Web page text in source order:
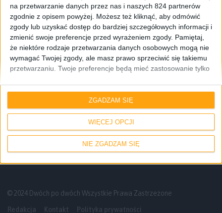
na przetwarzanie danych przez nas i naszych 824 partnerów
zgodnie z opisem powyżej. Możesz też kliknąć, aby odmówić
zgody lub uzyskać dostęp do bardziej szczegółowych informacji i
zmienić swoje preferencje przed wyrażeniem zgody. Pamiętaj,
że niektóre rodzaje przetwarzania danych osobowych mogą nie
wymagać Twojej zgody, ale masz prawo sprzeciwić się takiemu
przetwarzaniu. Twoje preferencje będą mieć zastosowanie tylko
przycisk "Prywatność" na dole strony.
WIĘCEJ OPCJI
NIE ZGADZAM SIĘ
ZGADZAM SIĘ
Gry Konsole
State of Play nie wyrwało mnie z kapci,
© 2024 Dwóch po dwóch Wszystkie Prawa Zastrzeżone
Redakcja Kontakt Polityka prywatności